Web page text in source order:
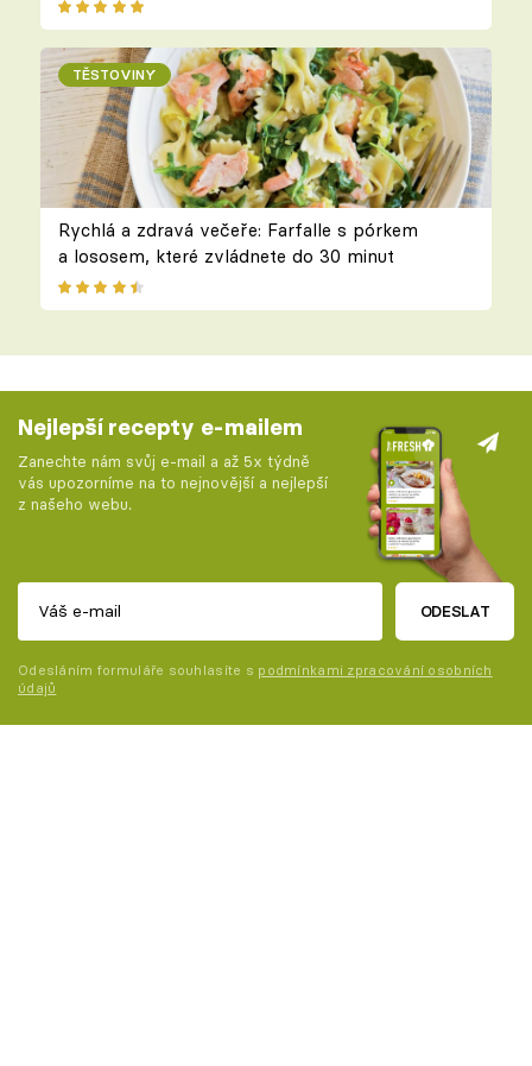
TĚSTOVINY
Rychlá a zdravá večeře: Farfalle s pórkem
a lososem, které zvládnete do 30 minut
Nejlepší recepty e-mailem
Zanechte nám svůj e-mail a až 5x týdně
vás upozorníme na to nejnovější a nejlepší
z našeho webu.
ODESLAT
Odesláním formuláře souhlasíte s podmínkami zpracování osobních
údajů